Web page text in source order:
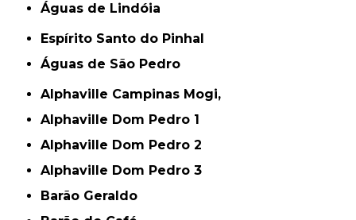
Águas de Lindóia
Espírito Santo do Pinhal
Águas de São Pedro
Alphaville Campinas Mogi,
Alphaville Dom Pedro 1
Alphaville Dom Pedro 2
Alphaville Dom Pedro 3
Barão Geraldo